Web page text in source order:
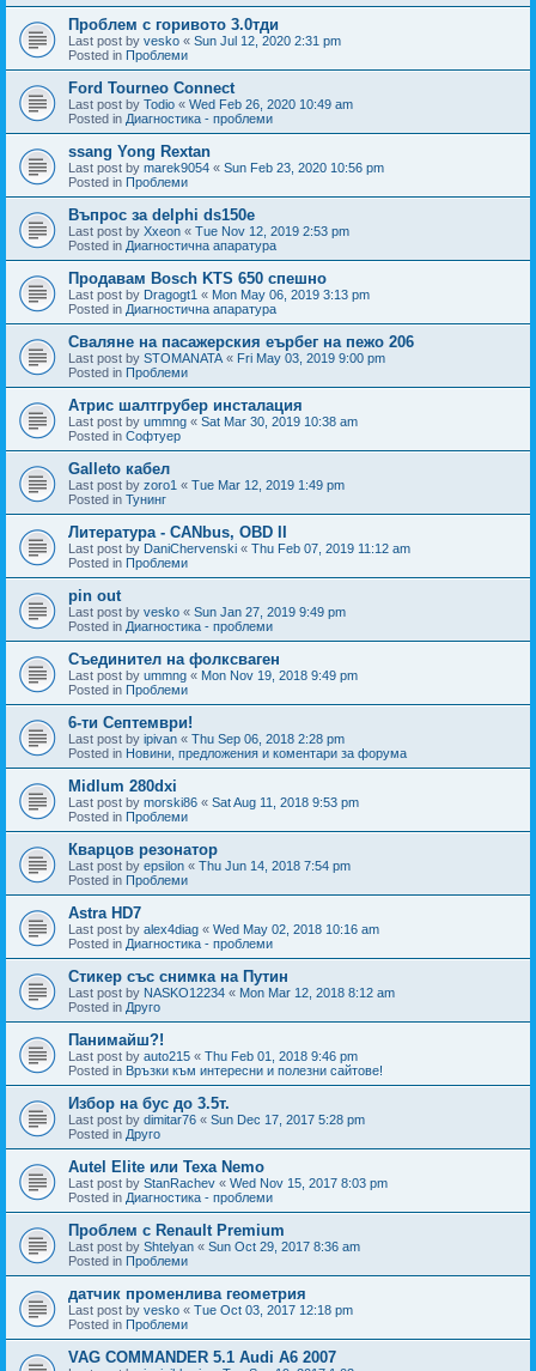
Проблем с горивото 3.0тди
Last post by vesko « Sun Jul 12, 2020 2:31 pm
Posted in Проблеми
Ford Tourneo Connect
Last post by Todio « Wed Feb 26, 2020 10:49 am
Posted in Диагностика - проблеми
ssang Yong Rextan
Last post by marek9054 « Sun Feb 23, 2020 10:56 pm
Posted in Проблеми
Въпрос за delphi ds150e
Last post by Xxeon « Tue Nov 12, 2019 2:53 pm
Posted in Диагностична апаратура
Продавам Bosch KTS 650 спешно
Last post by Dragogt1 « Mon May 06, 2019 3:13 pm
Posted in Диагностична апаратура
Сваляне на пасажерския еърбег на пежо 206
Last post by STOMANATA « Fri May 03, 2019 9:00 pm
Posted in Проблеми
Атрис шалтгрубер инсталация
Last post by ummng « Sat Mar 30, 2019 10:38 am
Posted in Софтуер
Galleto кабел
Last post by zoro1 « Tue Mar 12, 2019 1:49 pm
Posted in Тунинг
Литература - CANbus, OBD II
Last post by DaniChervenski « Thu Feb 07, 2019 11:12 am
Posted in Проблеми
pin out
Last post by vesko « Sun Jan 27, 2019 9:49 pm
Posted in Диагностика - проблеми
Съединител на фолксваген
Last post by ummng « Mon Nov 19, 2018 9:49 pm
Posted in Проблеми
6-ти Септември!
Last post by ipivan « Thu Sep 06, 2018 2:28 pm
Posted in Новини, предложения и коментари за форума
Midlum 280dxi
Last post by morski86 « Sat Aug 11, 2018 9:53 pm
Posted in Проблеми
Кварцов резонатор
Last post by epsilon « Thu Jun 14, 2018 7:54 pm
Posted in Проблеми
Astra HD7
Last post by alex4diag « Wed May 02, 2018 10:16 am
Posted in Диагностика - проблеми
Стикер със снимка на Путин
Last post by NASKO12234 « Mon Mar 12, 2018 8:12 am
Posted in Друго
Панимайш?!
Last post by auto215 « Thu Feb 01, 2018 9:46 pm
Posted in Връзки към интересни и полезни сайтове!
Избор на бус до 3.5т.
Last post by dimitar76 « Sun Dec 17, 2017 5:28 pm
Posted in Друго
Autel Elite или Texa Nemo
Last post by StanRachev « Wed Nov 15, 2017 8:03 pm
Posted in Диагностика - проблеми
Проблем с Renault Premium
Last post by Shtelyan « Sun Oct 29, 2017 8:36 am
Posted in Проблеми
датчик променлива геометрия
Last post by vesko « Tue Oct 03, 2017 12:18 pm
Posted in Проблеми
VAG COMMANDER 5.1 Audi A6 2007